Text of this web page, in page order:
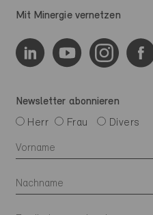
Mit Minergie vernetzen
Newsletter abonnieren
Herr
Frau Divers